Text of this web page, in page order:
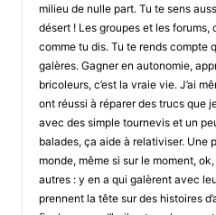
milieu de nulle part. Tu te sens
désert ! Les groupes et les forums,
comme tu dis. Tu te rends compte
galères. Gagner en autonomie,
bricoleurs, c’est la vraie vie. J’ai
ont réussi à réparer des trucs que
avec des simple tournevis et un
balades, ça aide à relativiser. Une
monde, même si sur le moment,
autres : y en a qui galèrent avec
prennent la tête sur des histoires